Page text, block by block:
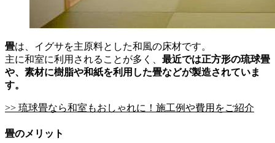
畳は、イグサを主原料とした和風の床材です。
主に和室に利用されることが多く、 最近では正方形の琉球畳
や、素材に樹脂や和紙を利用した畳などが製造されていま
す。
>> 琉球畳なら和室もおしゃれに！施工例や費用をご紹介
畳のメリット